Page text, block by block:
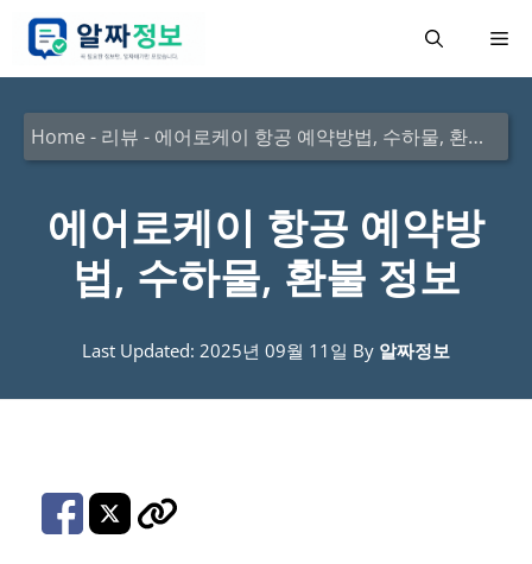
메
Home - 리뷰 - 에어로케이 항공 예약방법, 수하물, 환불 정보
에어로케이 항공 예약방
법, 수하물, 환불 정보
Last Updated: 2025년 09월 11일 By 알짜정보